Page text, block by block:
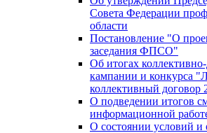
Совета Федерации
области
Постановление "О
заседания ФПСО"
Об итогах
кампании и конкурса
коллективный договор
О подведении итогов
информационной
О состоянии условий